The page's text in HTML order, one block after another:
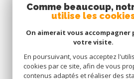
Comme beaucoup,
utilise les
On aimerait vous accompagner
votre visite.
En poursuivant, vous acceptez
cookies par ce site, afin de vous
contenus adaptés et réaliser des